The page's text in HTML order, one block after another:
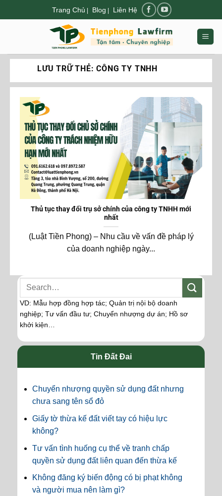
đến
Trang Chủ | Blog | Liên Hệ
LƯU TRỮ THẺ:CÔNG TY TNHH
Thủ tục thay đổi trụ sở chính của công ty TNHH mới
nhất
(Luật Tiền Phong) – Nhu cầu về vấn đề pháp lý
của doanh nghiệp ngày...
VD: Mẫu hợp đồng hợp tác; Quản trị nội bộ doanh
nghiệp; Tư vấn đầu tư; Chuyển nhượng dự án; Hồ sơ
khởi kiện…
Tin Đất Đai
Chuyển nhượng quyền sử dụng đất nhưng
chưa sang tên sổ đỏ
Giấy tờ thừa kế đất viết tay có hiệu lực
không?
Tư vấn tình huống cụ thể về tranh chấp
quyền sử dụng đất liên quan đến thừa kế
Không đăng ký biến động có bị phạt không
và người mua nên làm gì?